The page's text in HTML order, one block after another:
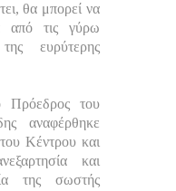
θα μπορεί να
από τις γύρω
ευρύτερης
του
αναφέρθηκε
Κέντρου και
και
της σωστής